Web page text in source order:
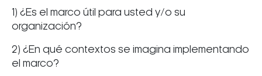
1) ¿Es el marco útil para usted y/o su
organización?
2) ¿En qué contextos se imagina implementando
el marco?